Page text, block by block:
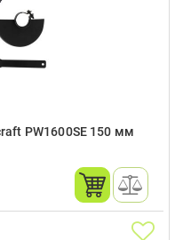
PW1600SE 150 мм